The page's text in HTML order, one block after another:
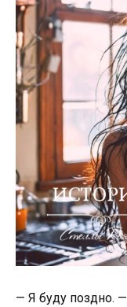
— Я буду поздно.